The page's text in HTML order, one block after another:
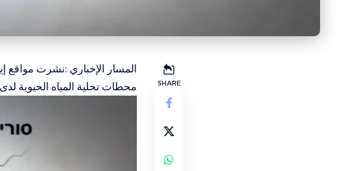
SHARE
المسار الإخباري :نشرت مواقع
محطات تحلية المياه الحيوية لدى